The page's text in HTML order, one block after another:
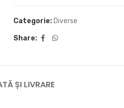
Categorie: Diverse
Share:
ȘI LIVRARE